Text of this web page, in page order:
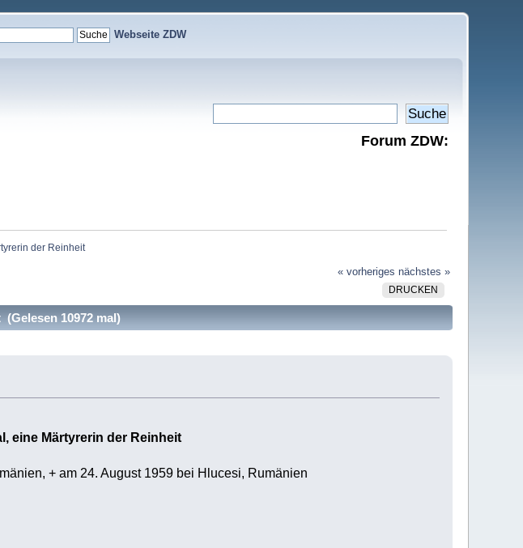
Webseite ZDW
Forum ZDW:
der Reinheit
« vorheriges nächstes »
DRUCKEN
10972 mal)
eine Märtyrerin der Reinheit
+ am 24. August 1959 bei Hlucesi, Rumänien